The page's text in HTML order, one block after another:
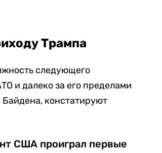
Трампа
следующего
и далеко за его пределами
констатируют
США проиграл первые